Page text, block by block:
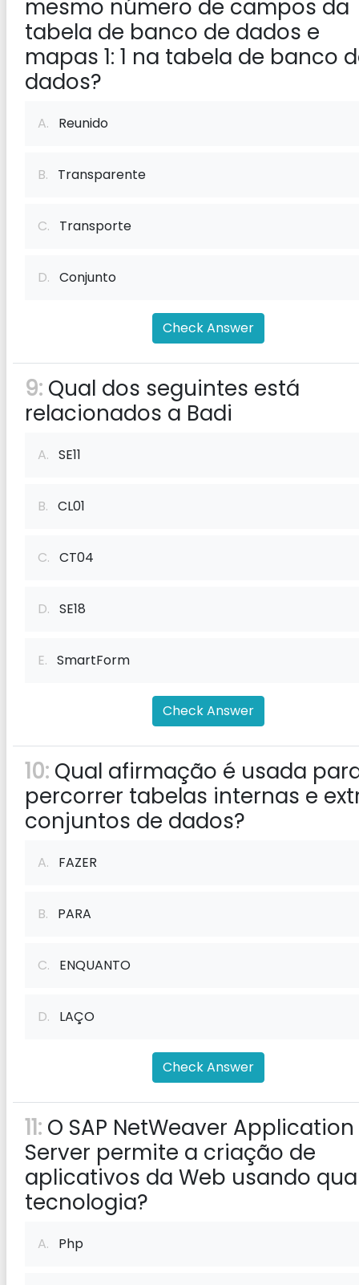
mesmo número de campos da
tabela de banco de dados e
mapas 1: 1 na tabela de banco
dados?
A. Reunido
B. Transparente
C. Transporte
D. Conjunto
Check Answer
9: Qual dos seguintes está
relacionados a Badi
A. SE11
B. CL01
C. CT04
D. SE18
E. SmartForm
Check Answer
10: Qual afirmação é usada
percorrer tabelas internas e
conjuntos de dados?
A. FAZER
B. PARA
C. ENQUANTO
D. LAÇO
Check Answer
11: O SAP NetWeaver Application
Server permite a criação de
aplicativos da Web usando
tecnologia?
A. Php